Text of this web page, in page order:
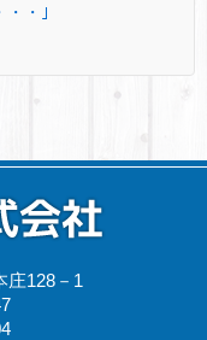
・・｣
庄128－1